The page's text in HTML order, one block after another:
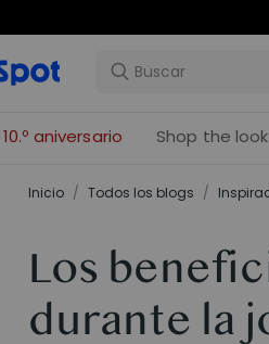
10.º aniversario Shop the look
Inicio / Todos los blogs /
Los
durante la